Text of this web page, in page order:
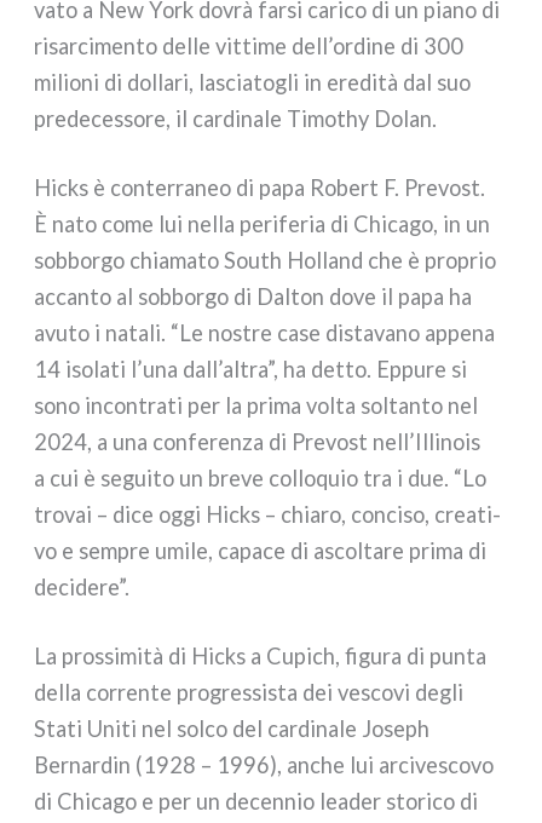
va­to a New York dovrà far­si cari­co di un pia­no di
risar­ci­men­to del­le vit­ti­me dell’ordine di 300
milio­ni di dol­la­ri, lascia­to­gli in ere­di­tà dal suo
pre­de­ces­so­re, il car­di­na­le Timothy Dolan.
Hicks è con­ter­ra­neo di papa Robert F. Prevost.
È nato come lui nel­la peri­fe­ria di Chicago, in un
sob­bor­go chia­ma­to South Holland che è pro­prio
accan­to al sob­bor­go di Dalton dove il papa ha
avu­to i nata­li. “Le nostre case dista­va­no appe­na
14 iso­la­ti l’una dall’altra”, ha det­to. Eppure si
sono incon­tra­ti per la pri­ma vol­ta sol­tan­to nel
2024, a una con­fe­ren­za di Prevost nell’Illinois
a cui è segui­to un bre­ve col­lo­quio tra i due. “Lo
tro­vai – dice oggi Hicks – chia­ro, con­ci­so, crea­ti­
vo e sem­pre umi­le, capa­ce di ascol­ta­re pri­ma di
deci­de­re”.
La pros­si­mi­tà di Hicks a Cupich, figu­ra di pun­ta
del­la cor­ren­te pro­gres­si­sta dei vesco­vi degli
Stati Uniti nel sol­co del car­di­na­le Joseph
Bernardin (1928 – 1996), anche lui arci­ve­sco­vo
di Chicago e per un decen­nio lea­der sto­ri­co di